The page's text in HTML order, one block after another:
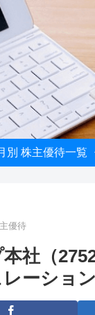
別 株主優待一覧
優待
社（
ーション